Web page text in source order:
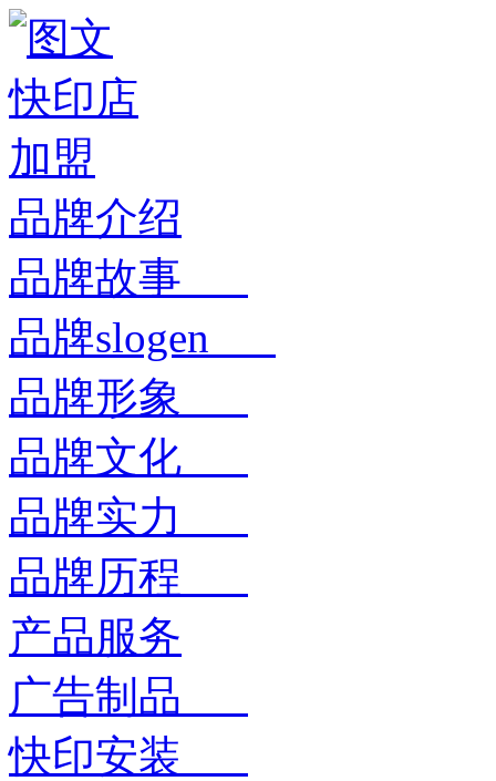
品牌介绍
品牌故事
品牌slogen
品牌形象
品牌文化
品牌实力
品牌历程
产品服务
广告制品
快印安装